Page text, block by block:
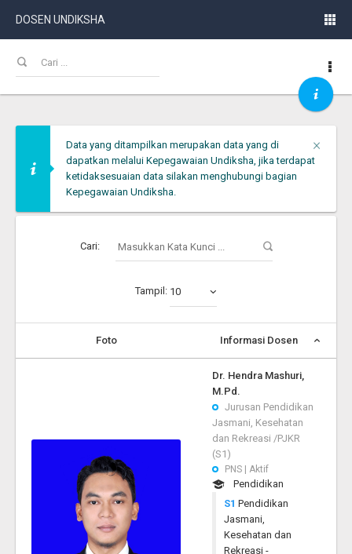
DOSEN UNDIKSHA
×
Data yang ditampilkan merupakan data yang di
dapatkan melalui Kepegawaian Undiksha, jika terdapat
ketidaksesuaian data silakan menghubungi bagian
Kepegawaian Undiksha.
Cari:
Tampil: 10
Foto Informasi Dosen
Dr. Hendra Mashuri,
M.Pd.
Jurusan Pendidikan
Jasmani, Kesehatan
dan Rekreasi /PJKR
(S1)
PNS | Aktif
Pendidikan
S1 Pendidikan
Jasmani,
Kesehatan dan
Rekreasi -